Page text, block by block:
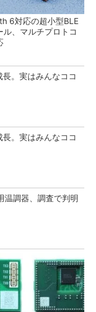
6対応の超小型BLE
ル、マルチプロトコ
。実はみんなココ
。実はみんなココ
温調器、調査で判明